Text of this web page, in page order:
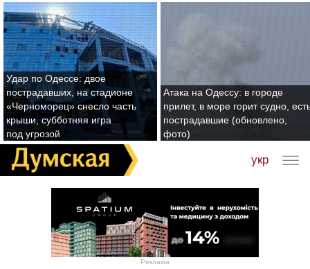
Удар по Одессе: двое
пострадавших, на стадионе
«Черноморец» снесло часть
крыши, субботняя игра
под угрозой
Атака на Одессу: в городе
прилет, в море горит судно,
пострадавшие (обновлено,
фото)
укр
Реклама